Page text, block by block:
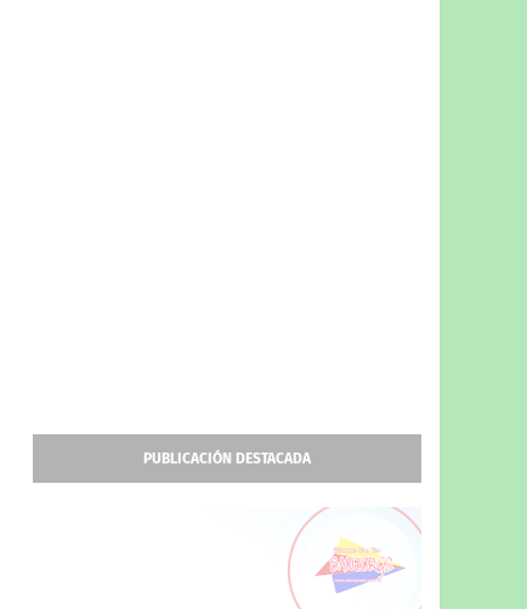
PUBLICACIÓN DESTACADA